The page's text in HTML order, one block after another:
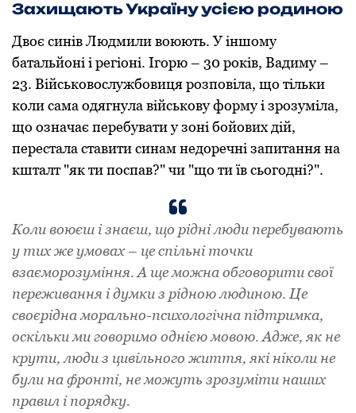
Захищають Україну усією родиною
Двоє синів Людмили воюють. У іншому
батальйоні і регіоні. Ігорю – 30 років, Вадиму –
23. Військовослужбовиця розповіла, що тільки
коли сама одягнула військову форму і зрозуміла,
що означає перебувати у зоні бойових дій,
перестала ставити синам недоречні запитання на
кшталт "як ти поспав?" чи "що ти їв сьогодні?".
Коли воюєш і знаєш, що рідні люди перебувають
у тих же умовах – це спільні точки
взаєморозуміння. А ще можна обговорити свої
переживання і думки з рідною людиною. Це
своєрідна морально-психологічна підтримка,
оскільки ми говоримо однією мовою. Адже, як не
крути, люди з цивільного життя, які ніколи не
були на фронті, не можуть зрозуміти наших
правил і порядку.